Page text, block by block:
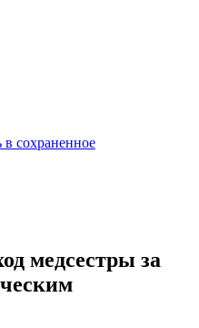
в сохраненное
медсестры за